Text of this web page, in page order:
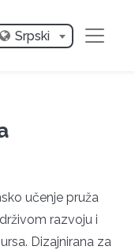
Srpski
učenje pruža
razvoju i
Dizajnirana za